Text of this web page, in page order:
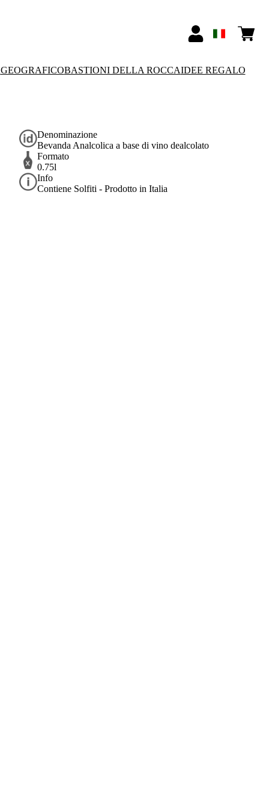
GEOGRAFICOBASTIONI DELLA ROCCAIDEE REGALO
Denominazione
Bevanda Analcolica a base di vino dealcolato
Formato
0.75l
Info
Contiene Solfiti - Prodotto in Italia